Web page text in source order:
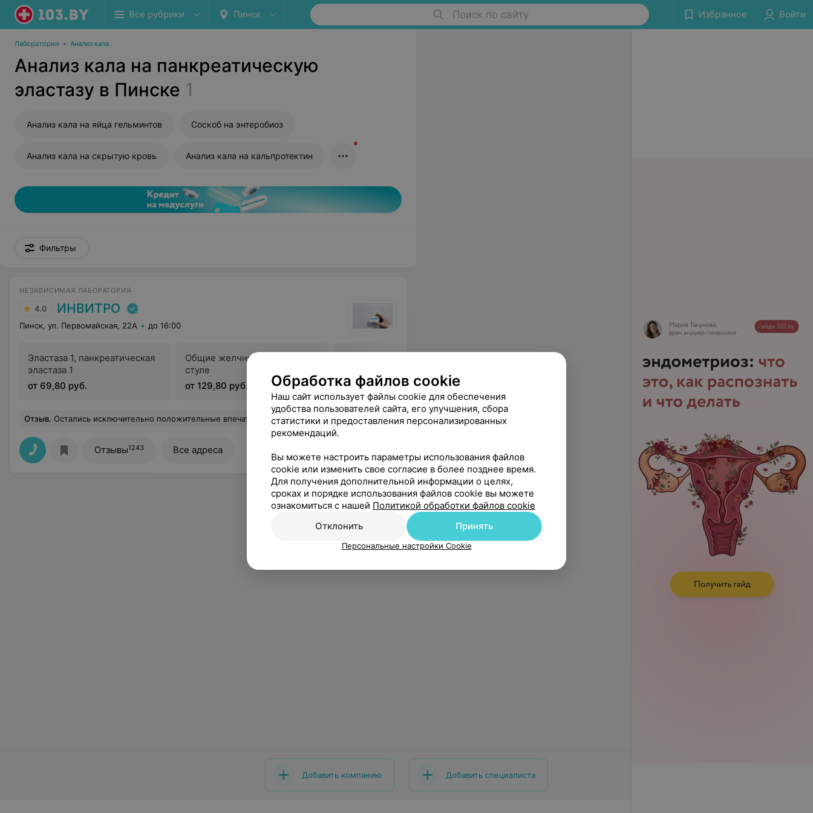
Все рубрики Пинск Поиск по сайту Избранное Войти
Лаборатории • Анализ кала
Анализ кала на панкреатическую
эластазу в Пинске 1
Анализ кала на яйца гельминтов Соскоб на энтеробиоз
Анализ кала на скрытую кровь Анализ кала на кальпротектин
Фильтры
НЕЗАВИСИМАЯ ЛАБОРАТОРИЯ
4.0 ИНВИТРО
Пинск, ул. Первомайская, 22А до 16:00
Эластаза 1, панкреатическая
эластаза 1
от 69,80 руб.
Общие желчные кислоты в
стуле
от 129,80 руб.
Отзыв. Остались исключительно положительные впечатления. Атмосфера была очень комфортной и располагающей. Персонал встретил меня с улыбкой и профессионализмом, что сразу же сняло напряжение. Процесс сдачи анализов прошёл быстро и безболезненно. Еще
Отзывы1243 Все адреса
Добавить компанию Добавить специалиста
Обработка файлов cookie
Наш сайт использует файлы cookie для обеспечения
удобства пользователей сайта, его улучшения, сбора
статистики и предоставления персонализированных
рекомендаций.
Вы можете настроить параметры использования файлов
cookie или изменить свое согласие в более позднее время.
Для получения дополнительной информации о целях,
сроках и порядке использования файлов cookie вы можете
ознакомиться с нашей Политикой обработки файлов cookie
Отклонить
Принять
Персональные настройки Cookie